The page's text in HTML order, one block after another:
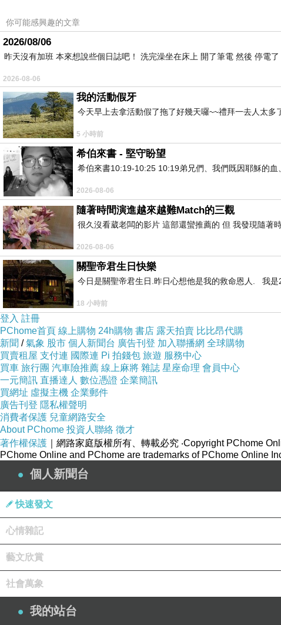
你可能感興趣的文章
2026/08/06
昨天沒有加班 本來想說些個日誌吧！ 洗完澡坐在床上 開了筆電 然後 停電
2026-08-06
我的活動假牙
今天早上去拿活動假了拖了好幾天囉~~禮拜一去人太
5 小時前
希伯來書 - 堅守盼望
希伯來書10:19-10:25 10:19弟兄們、我們既因耶穌的
2026-08-06
隨著時間演進越來越難Match的三觀
很久沒看葳老闆的影片 這部還蠻推薦的 但 我發現隨著
2026-08-06
關聖帝君生日快樂
今日是關聖帝君生日.昨日心想他是我的救命恩人. 我
18 小時前
登入 註冊
PChome首頁 線上購物 24h購物 書店 露天拍賣 比比昂代購
新聞 /氣象 股市 個人新聞台 廣告刊登 加入聯播網 全球購物
買賣租屋 支付連 國際連 Pi 拍錢包 旅遊 服務中心
買車 旅行團 汽車險推薦 線上麻將 雜誌 星座命理 會員中心
一元簡訊 直播達人 數位憑證 企業簡訊
買網址 虛擬主機 企業郵件
廣告刊登 隱私權聲明
消費者保護 兒童網路安全
About PChome 投資人聯絡 徵才
著作權保護 ｜網路家庭版權所有、轉載必究 ‧Copyright PChome
PChome Online and PChome are trademarks of PChome Online
個人新聞台
快速發文
心情雜記
藝文欣賞
社會萬象
我的站台